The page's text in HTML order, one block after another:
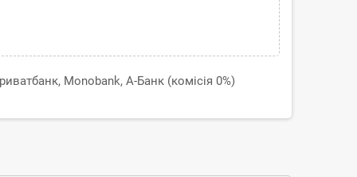
Monobank, А-Банк (комісія 0%)